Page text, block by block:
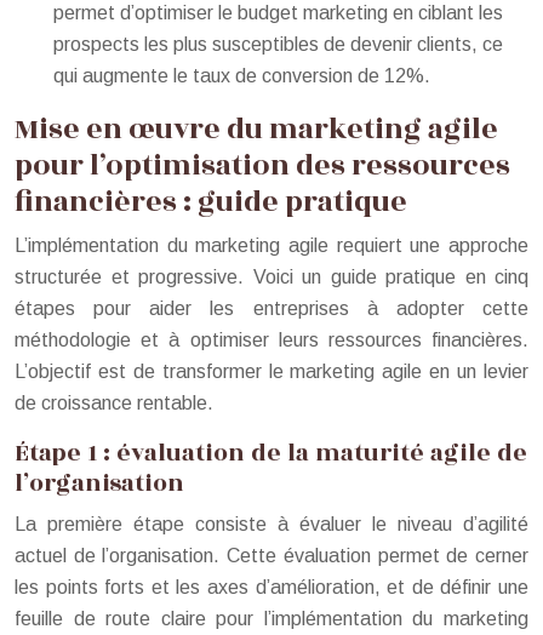
permet d’optimiser le budget marketing en ciblant les
prospects les plus susceptibles de devenir clients, ce
qui augmente le taux de conversion de 12%.
Mise en œuvre du marketing agile
pour l’optimisation des ressources
financières : guide pratique
L’implémentation du marketing agile requiert une approche
structurée et progressive. Voici un guide pratique en cinq
étapes pour aider les entreprises à adopter cette
méthodologie et à optimiser leurs ressources financières.
L’objectif est de transformer le marketing agile en un levier
de croissance rentable.
Étape 1 : évaluation de la maturité agile de
l’organisation
La première étape consiste à évaluer le niveau d’agilité
actuel de l’organisation. Cette évaluation permet de cerner
les points forts et les axes d’amélioration, et de définir une
feuille de route claire pour l’implémentation du marketing